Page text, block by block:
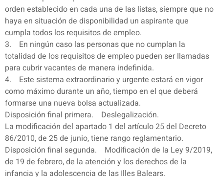
orden establecido en cada una de las listas, siempre que no
haya en situación de disponibilidad un aspirante que
cumpla todos los requisitos de empleo.
3. En ningún caso las personas que no cumplan la
totalidad de los requisitos de empleo pueden ser llamadas
para cubrir vacantes de manera indefinida.
4. Este sistema extraordinario y urgente estará en vigor
como máximo durante un año, tiempo en el que deberá
formarse una nueva bolsa actualizada.
Disposición final primera. Deslegalización.
La modificación del apartado 1 del artículo 25 del Decreto
86/2010, de 25 de junio, tiene rango reglamentario.
Disposición final segunda. Modificación de la Ley 9/2019,
de 19 de febrero, de la atención y los derechos de la
infancia y la adolescencia de las Illes Balears.